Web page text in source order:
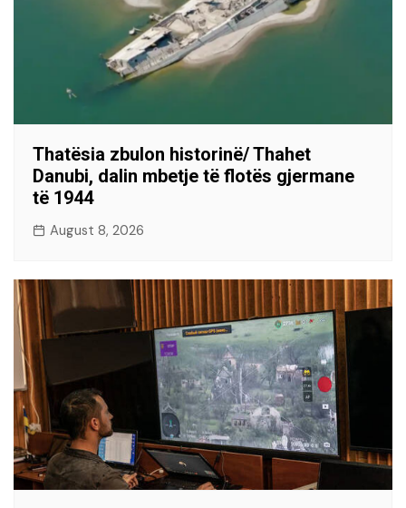
Thatësia zbulon historinë/ Thahet
Danubi, dalin mbetje të flotës gjermane
të 1944
August 8, 2026